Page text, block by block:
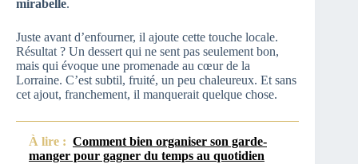
mirabelle.
Juste avant d’enfourner, il ajoute cette touche locale.
Résultat ? Un dessert qui ne sent pas seulement bon,
mais qui évoque une promenade au cœur de la
Lorraine. C’est subtil, fruité, un peu chaleureux. Et sans
cet ajout, franchement, il manquerait quelque chose.
À lire : Comment bien organiser son garde-
manger pour gagner du temps au quotidien